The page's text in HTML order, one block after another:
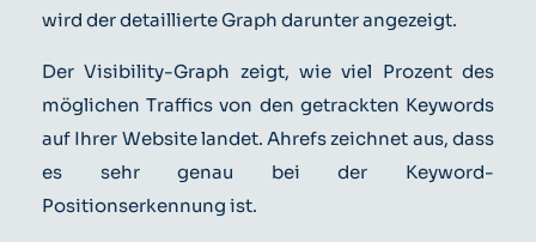
wird der detaillierte Graph darunter angezeigt.
Der Visibility-Graph zeigt, wie viel Prozent des
möglichen Traffics von den getrackten Keywords
auf Ihrer Website landet. Ahrefs zeichnet aus, dass
es sehr genau bei der Keyword-
Positionserkennung ist.